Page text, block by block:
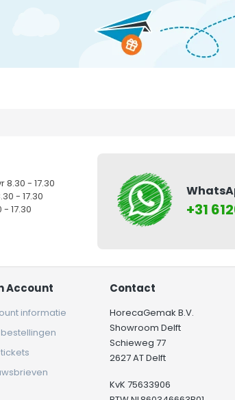
8.30 - 17.30
- 17.30
17.30
+31
Account
informatie
bestellingen
Contact
HorecaGemak B.V.
Showroom Delft
Schieweg 77
2627 AT Delft
KvK 75633906